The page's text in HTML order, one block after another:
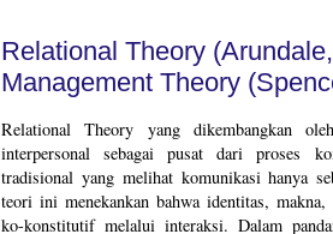
Relational Theory
Management Theory
Relational Theory yang dikembangkan
interpersonal sebagai pusat dari proses
tradisional yang melihat komunikasi hanya
teori ini menekankan bahwa identitas,
ko-konstitutif melalui interaksi. Dalam